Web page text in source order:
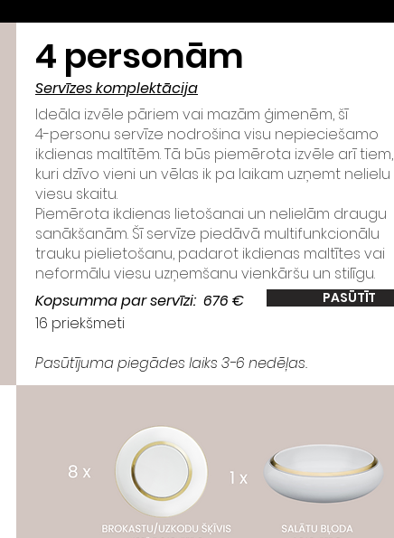
4 personām
Servīzes komplektācija
Ideāla izvēle pāriem vai mazām ģimenēm, šī
4-personu servīze nodrošina visu nepieciešamo
ikdienas maltītēm. Tā būs piemērota izvēle arī tiem,
kuri dzīvo vieni un vēlas ik pa laikam uzņemt nelielu
viesu skaitu.
Piemērota ikdienas lietošanai un nelielām draugu
sanākšanām. Šī servīze piedāvā multifunkcionālu
trauku pielietošanu, padarot ikdienas maltītes vai
neformālu viesu uzņemšanu vienkāršu un stilīgu.
Kopsumma par servīzi: 676 €
16 priekšmeti
Pasūtījuma piegādes laiks 3-6 nedēļas.
PASŪTĪT